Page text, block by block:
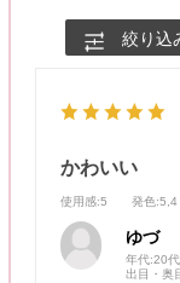
絞り込
かわいい
使用感:5 発色:5,4
ゆづ
年代:20代
出目・奥